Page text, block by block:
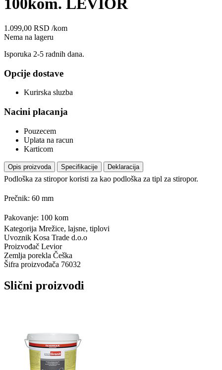
100kom. LEVIOR
1.099,00 RSD /kom
Nema na lageru
Isporuka 2-5 radnih dana.
Opcije dostave
Kurirska sluzba
Nacini placanja
Pouzecem
Uplata na racun
Karticom
Opis proizvoda Specifikacije Deklaracija
Podloška za stiropor koristi za kao podloška za tipl za stiropor.
Prečnik: 60 mm
Pakovanje: 100 kom
Kategorija Mrežice, lajsne, tiplovi
Uvoznik Kosa Trade d.o.o
Proizvođač Levior
Zemlja porekla Češka
Šifra proizvođača 76032
Slični proizvodi